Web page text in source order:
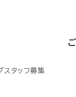
スタッフ募集